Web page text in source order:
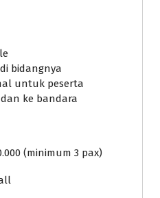
bidangnya
untuk peserta
ke bandara
(minimum 3 pax)